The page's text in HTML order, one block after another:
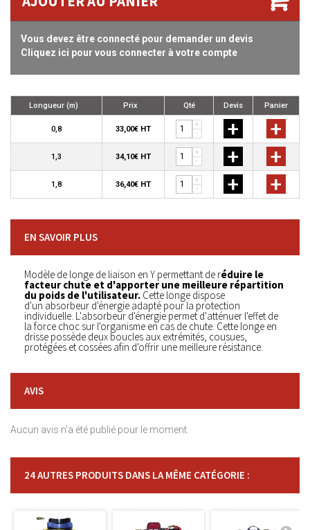
Vous devez être connecté pour demander un devis
Cliquez ici pour vous connecter à votre compte
Longueur (m) Prix Qté Devis Panier
0,8 33,00€ HT
+
-
+ +
1,3 34,10€ HT
+
-
+ +
1,8 36,40€ HT
+
-
+ +
EN SAVOIR PLUS
Modèle de longe de liaison en Y permettant de réduire le
facteur chute et d'apporter une meilleure répartition
du poids de l'utilisateur. Cette longe dispose
d'un absorbeur d'énergie adapté pour la protection
individuelle. L'absorbeur d'énergie permet d'atténuer l'effet de
la force choc sur l'organisme en cas de chute. Cette longe en
drisse possède deux boucles aux extrémités, cousues,
protégées et cossées afin d'offrir une meilleure résistance.
AVIS
Aucun avis n'a été publié pour le moment.
24 AUTRES PRODUITS DANS LA MÊME CATÉGORIE :